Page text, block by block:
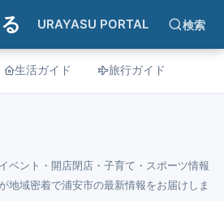
URAYASU PORTAL 検索
生活ガイド 旅行ガイド
ベント・開店閉店・子育て・スポーツ情報
地域密着で浦安市の最新情報をお届けしま